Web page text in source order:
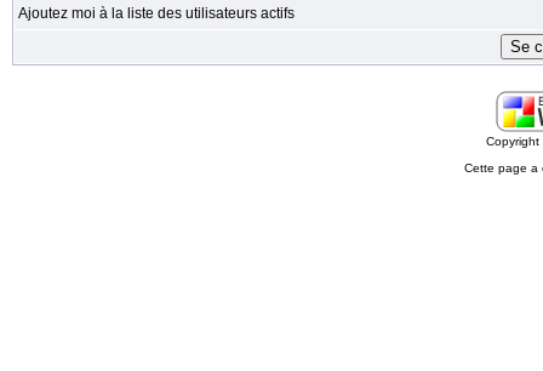
Ajoutez moi à la liste des utilisateurs actifs
Cette page a